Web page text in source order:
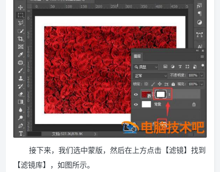
接下来，我们选中蒙版，然后在上方点击【滤镜】找到
【滤镜库】，如图所示。